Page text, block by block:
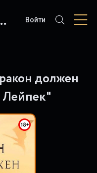
Войти
должен